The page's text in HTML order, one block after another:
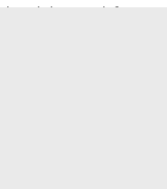
und das Land, fügt